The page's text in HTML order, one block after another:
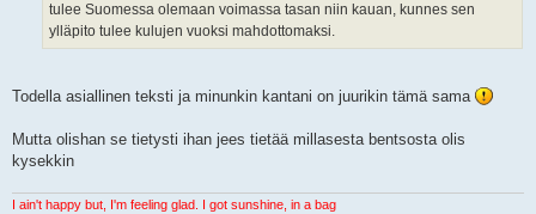
tulee Suomessa olemaan voimassa tasan niin kauan, kunnes sen
ylläpito tulee kulujen vuoksi mahdottomaksi.
Todella asiallinen teksti ja minunkin kantani on juurikin tämä sama
Mutta olishan se tietysti ihan jees tietää millasesta bentsosta olis
kysekkin
I ain't happy but, I'm feeling glad. I got sunshine, in a bag